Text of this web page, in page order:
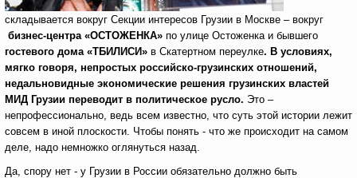
складывается вокруг Cекции интересов Грузии в Москве – вокруг
бизнес-центра «ОСТОЖЕНКА» по улице Остоженка и бывшего
гостевого дома «ТБИЛИСИ» в Скатертном переулке. В условиях,
мягко говоря, непростых российско-грузинских отношений,
недальновидные экономические решения грузинских властей
МИД Грузии переводит в политическое русло. Это –
непрофессионально, ведь всем известно, что суть этой истории лежит
совсем в иной плоскости. Чтобы понять - что же происходит на самом
деле, надо немножко оглянуться назад.
Да, спору нет - у Грузии в России обязательно должно быть